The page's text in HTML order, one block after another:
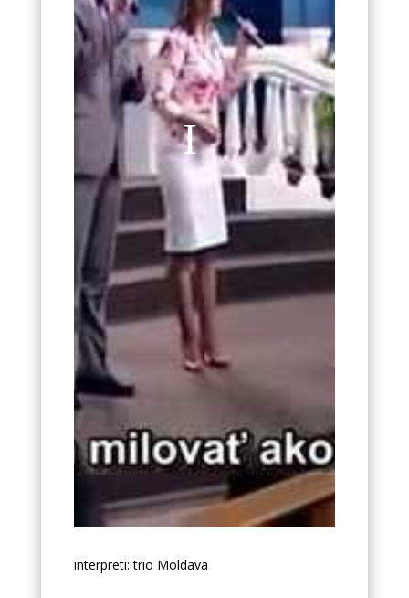
Kliknutím prijmete súbory cookie marketing
a povolíte tento obsah
interpreti: trio Moldava